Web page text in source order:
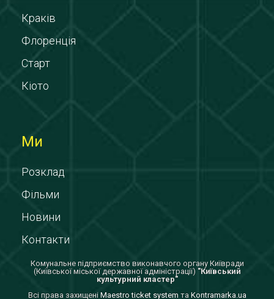
Краків
Флоренція
Старт
Кіото
Ми
Розклад
Фільми
Новини
Контакти
Комунальне підприємство виконавчого органу Київради
(Київської міської державної адміністрації) "Київський
культурний кластер"
Всi права захищенi Maestro ticket system та Kontramarka.ua